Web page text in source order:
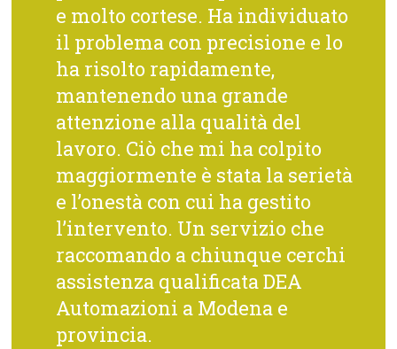
e molto cortese. Ha individuato
il problema con precisione e lo
ha risolto rapidamente,
mantenendo una grande
attenzione alla qualità del
lavoro. Ciò che mi ha colpito
maggiormente è stata la serietà
e l’onestà con cui ha gestito
l’intervento. Un servizio che
raccomando a chiunque cerchi
assistenza qualificata DEA
Automazioni a Modena e
provincia.